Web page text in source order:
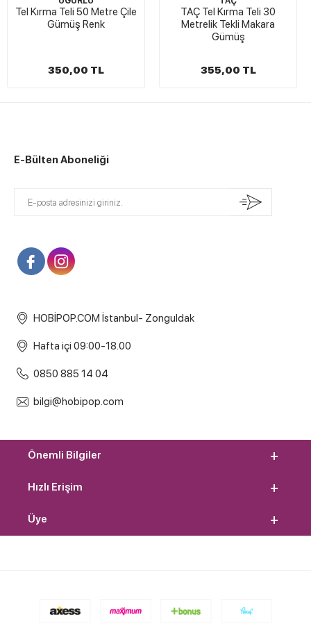
TAÇ Tel Kırma Teli 30
Metrelik Tekli Makara
355,00 TL
Tel Kırma Teli Gümüş
100 Gram
E-Bülten Aboneliği
HOBİPOP.COM İstanbul- Zonguldak
Hafta içi 09:00-18.00
0850 885 14 04
bilgi@hobipop.com
Önemli Bilgiler
Hızlı Erişim
Üye